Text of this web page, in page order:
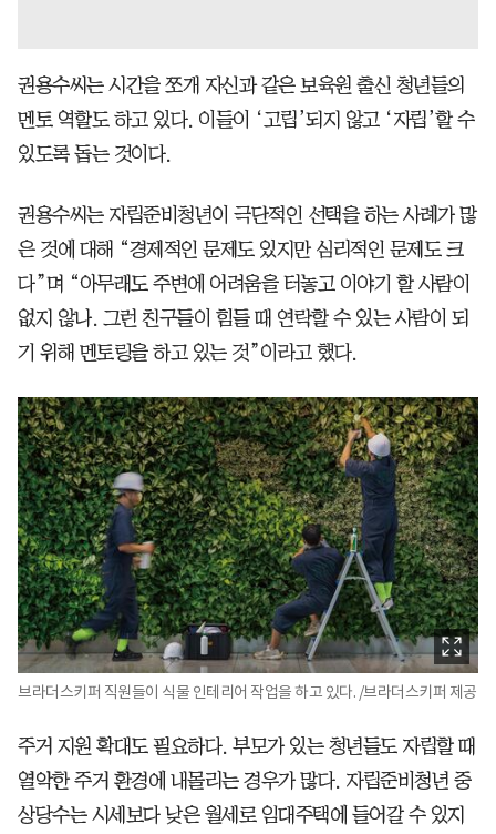
권용수씨는 시간을 쪼개 자신과 같은 보육원 출신 청년들의
멘토 역할도 하고 있다. 이들이 ‘고립’되지 않고 ‘자립’할 수
있도록 돕는 것이다.
권용수씨는 자립준비청년이 극단적인 선택을 하는 사례가 많
은 것에 대해 “경제적인 문제도 있지만 심리적인 문제도 크
다”며 “아무래도 주변에 어려움을 터놓고 이야기 할 사람이
없지 않나. 그런 친구들이 힘들 때 연락할 수 있는 사람이 되
기 위해 멘토링을 하고 있는 것”이라고 했다.
브라더스키퍼 직원들이 식물 인테리어 작업을 하고 있다. /브라더스키퍼 제공
주거 지원 확대도 필요하다. 부모가 있는 청년들도 자립할 때
열악한 주거 환경에 내몰리는 경우가 많다. 자립준비청년 중
상당수는 시세보다 낮은 월세로 임대주택에 들어갈 수 있지